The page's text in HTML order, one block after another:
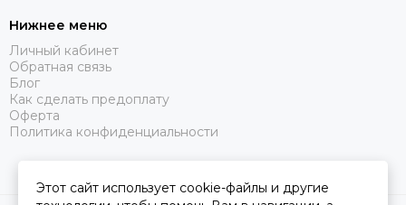
Нижнее меню
Личный кабинет
Обратная связь
Блог
Как сделать предоплату
Оферта
Политика конфиденциальности
Этот сайт использует cookie-файлы и другие